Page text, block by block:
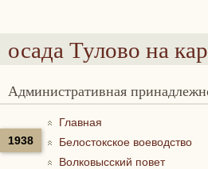
осада Тулово на
Административная
1938
Главная
Белостокское воеводство
Волковысский повет